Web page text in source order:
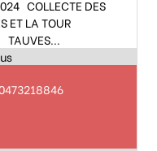
COLLECTE DES
ET LA TOUR
TAUVES...